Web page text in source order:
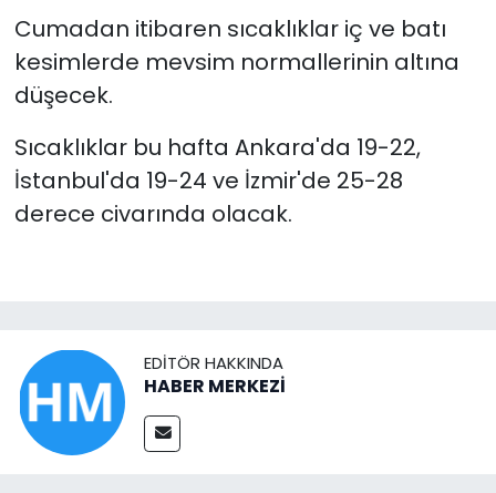
Cumadan itibaren sıcaklıklar iç ve batı
kesimlerde mevsim normallerinin altına
düşecek.
Sıcaklıklar bu hafta Ankara'da 19-22,
İstanbul'da 19-24 ve İzmir'de 25-28
derece civarında olacak.
EDITÖR HAKKINDA
HABER MERKEZİ